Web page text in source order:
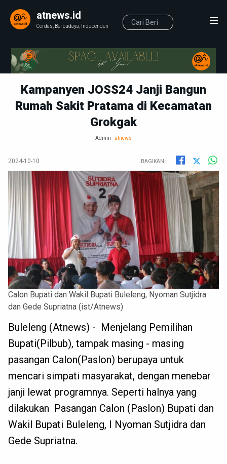
atnews.id
Cerdas, Berbudaya, Independen
Kampanyen JOSS24 Janji Bangun
Rumah Sakit Pratama di Kecamatan
Grokgak
Admin -atnews
2024-10-10 BAGIKAN :
Calon Bupati dan Wakil Bupati Buleleng, Nyoman Sutjidra
dan Gede Supriatna (ist/Atnews)
Buleleng (Atnews) - Menjelang Pemilihan
Bupati(Pilbub), tampak masing - masing
pasangan Calon(Paslon) berupaya untuk
mencari simpati masyarakat, dengan menebar
janji lewat programnya. Seperti halnya yang
dilakukan Pasangan Calon (Paslon) Bupati dan
Wakil Bupati Buleleng, I Nyoman Sutjidra dan
Gede Supriatna.